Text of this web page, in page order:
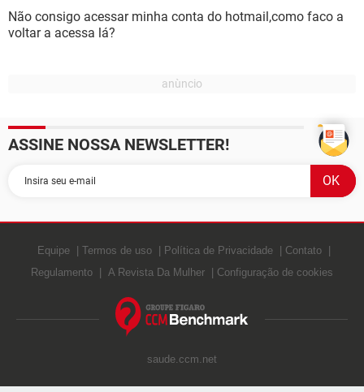
Não consigo acessar minha conta do hotmail,como faco a
voltar a acessa lá?
ASSINE NOSSA NEWSLETTER!
Equipe Termos de uso Política de Privacidade
Contato
Regulamento
A Revista Da Mulher Configuração de cookies
saude.ccm.net